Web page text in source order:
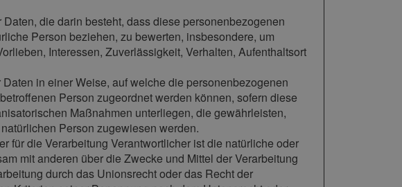
die darin besteht, dass diese personenbezogenen
Person beziehen, zu bewerten, insbesondere, um
Interessen, Zuverlässigkeit, Verhalten, Aufenthaltsort
in einer Weise, auf welche die personenbezogenen
Person zugeordnet werden können, sofern diese
Maßnahmen unterliegen, die gewährleisten,
Person zugewiesen werden.
für die Verarbeitung Verantwortlicher ist die natürliche oder
mit anderen über die Zwecke und Mittel der Verarbeitung
durch das Unionsrecht oder das Recht der